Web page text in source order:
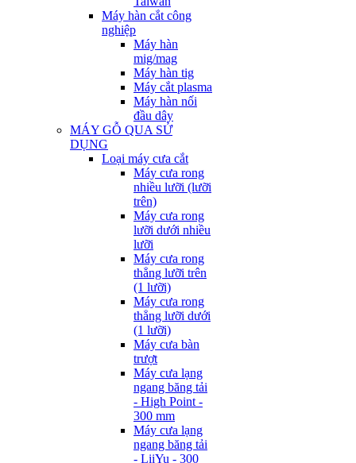
Máy hàn cắt công
nghiệp
Máy hàn
mig/mag
Máy hàn tig
Máy cắt plasma
Máy hàn nối
đầu dây
MÁY GỖ QUA SỬ
DỤNG
Loại máy cưa cắt
Máy cưa rong
nhiều lưỡi (lưỡi
trên)
Máy cưa rong
lưỡi dưới nhiều
lưỡi
Máy cưa rong
thẳng lưỡi trên
(1 lưỡi)
Máy cưa rong
thẳng lưỡi dưới
(1 lưỡi)
Máy cưa bàn
trượt
Máy cưa lạng
ngang băng tải
- High Point -
300 mm
Máy cưa lạng
ngang băng tải
- LiiYu - 300